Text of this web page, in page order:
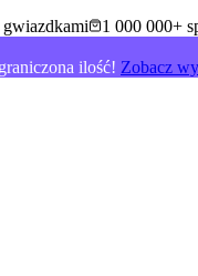
1 000 000+
ilość! Zobacz